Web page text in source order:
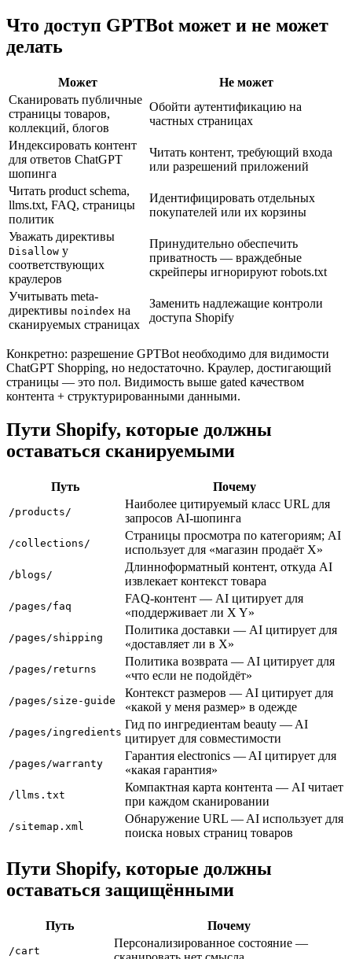
Что доступ GPTBot может и не может
делать
Может
Не может
Сканировать публичные
страницы товаров,
коллекций, блогов
Обойти аутентификацию на
частных страницах
Индексировать контент
для ответов ChatGPT
шопинга
Читать контент, требующий входа
или разрешений приложений
Читать product schema,
llms.txt, FAQ, страницы
политик
Идентифицировать отдельных
покупателей или их корзины
Уважать директивы
Disallow у
соответствующих
краулеров
Принудительно обеспечить
приватность — враждебные
скрейперы игнорируют robots.txt
Учитывать meta-
директивы noindex на
сканируемых страницах
Заменить надлежащие контроли
доступа Shopify
Конкретно: разрешение GPTBot необходимо для видимости
ChatGPT Shopping, но недостаточно. Краулер, достигающий
страницы — это пол. Видимость выше gated качеством
контента + структурированными данными.
Пути Shopify, которые должны
оставаться сканируемыми
Путь Почему
/products/
Наиболее цитируемый класс URL для
запросов AI-шопинга
/collections/
Страницы просмотра по категориям; AI
использует для «магазин продаёт X»
/blogs/
Длинноформатный контент, откуда AI
извлекает контекст товара
/pages/faq
FAQ-контент — AI цитирует для
«поддерживает ли X Y»
/pages/shipping
Политика доставки — AI цитирует для
«доставляет ли в X»
/pages/returns
Политика возврата — AI цитирует для
«что если не подойдёт»
/pages/size-guide
Контекст размеров — AI цитирует для
«какой у меня размер» в одежде
/pages/ingredients
Гид по ингредиентам beauty — AI
цитирует для совместимости
/pages/warranty
Гарантия electronics — AI цитирует для
«какая гарантия»
/llms.txt
Компактная карта контента — AI читает
при каждом сканировании
/sitemap.xml
Обнаружение URL — AI использует для
поиска новых страниц товаров
Пути Shopify, которые должны
оставаться защищёнными
Путь Почему
/cart
Персонализированное состояние —